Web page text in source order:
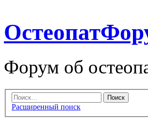
Форум об
Расширенный поиск